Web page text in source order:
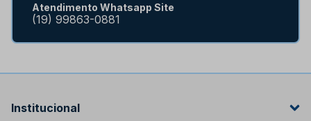
Atendimento Whatsapp Site
(19) 99863-0881
Institucional